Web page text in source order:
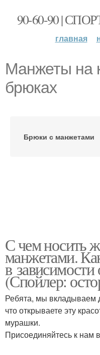
90-60-90 |
главная
Манжеты на
брюках
Брюки с манжетами
С чем носить
манжетами.
в
(Спойлер:
Ребята, мы вкладываем
что открываете эту
мурашки.
Присоединяйтесь к нам